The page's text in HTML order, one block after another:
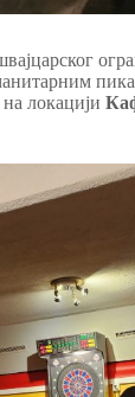
локацији